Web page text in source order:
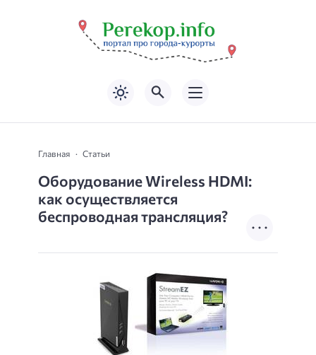
Главная Статьи
Оборудование Wireless HDMI:
как осуществляется
беспроводная трансляция?